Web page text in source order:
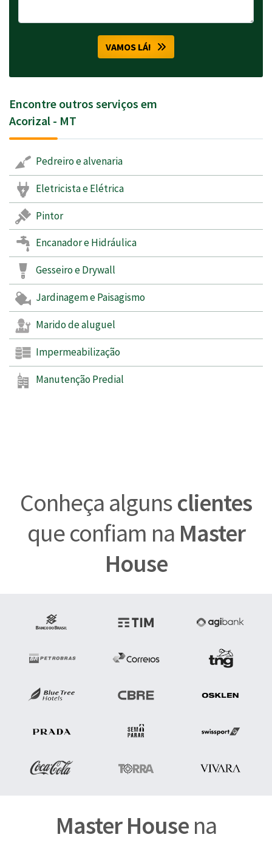
VAMOS LÁ!
Encontre outros serviços em
Acorizal - MT
Pedreiro e alvenaria
Eletricista e Elétrica
Pintor
Encanador e Hidráulica
Gesseiro e Drywall
Jardinagem e Paisagismo
Marido de aluguel
Impermeabilização
Manutenção Predial
Conheça algunsclientes
que confiam na Master
House
Master Housena